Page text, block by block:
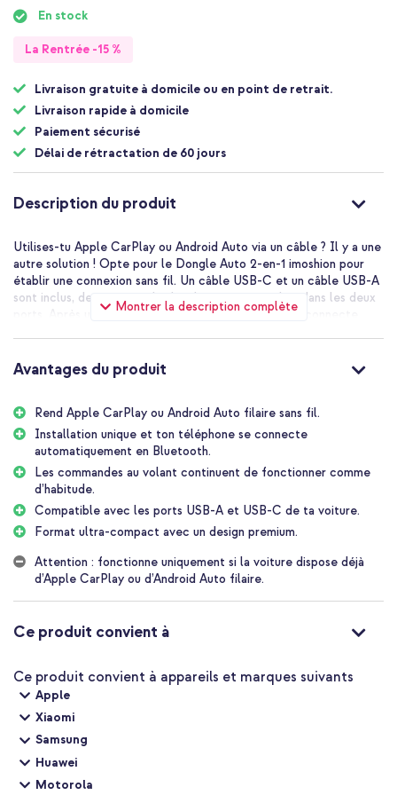
début
d’images
En stock
La Rentrée -15 %
Livraison gratuite à domicile ou en point de retrait.
Livraison rapide à domicile
Paiement sécurisé
Délai de rétractation de 60 jours
Description du produit
Montrer la description complète
Utilises-tu Apple CarPlay ou Android Auto via un câble ? Il y a une
autre solution ! Opte pour le Dongle Auto 2-en-1 imoshion pour
établir une connexion sans fil. Un câble USB-C et un câble USB-A
sont inclus, de sorte que le dongle peut être utilisé dans les deux
ports. Après une seule installation, ton téléphone se connecte
navigation, écouter ta musique préférée ou passer des appels en
toute sécurité avec les deux mains sur le volant.
Les avantages du Mini Dongle Auto 2-en-1 imoshion
Rend Apple CarPlay et Android Auto sans fil ; plus de
problèmes de câbles
Après une seule installation, le dongle se connecte
automatiquement
Les boutons sur le volant continuent à fonctionner comme tu en
as l'habitude
Compatible avec le microphone d'origine de la voiture, pour
conserver la qualité du son
Un câble USB-C et un câble USB-A sont inclus, de sorte que le
Format super petit avec un design premium en verre trempé et
alliage de zinc
Inclus 1 an de garantie
Téléphones et voitures compatibles
Avantages du produit
Rend Apple CarPlay ou Android Auto filaire sans fil.
Installation unique et ton téléphone se connecte
automatiquement en Bluetooth.
Les commandes au volant continuent de fonctionner comme
d’habitude.
Compatible avec les ports USB-A et USB-C de ta voiture.
Format ultra-compact avec un design premium.
Attention : fonctionne uniquement si la voiture dispose déjà
d’Apple CarPlay ou d’Android Auto filaire.
Ce produit convient à
Ce produit convient à appareils et marques suivants
Apple
Xiaomi
Samsung
Huawei
Motorola